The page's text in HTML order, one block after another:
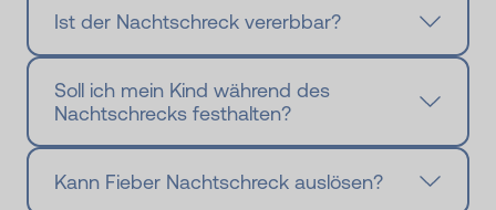
Ist der Nachtschreck vererbbar?
Soll ich mein Kind während des
Nachtschrecks festhalten?
Kann Fieber Nachtschreck auslösen?